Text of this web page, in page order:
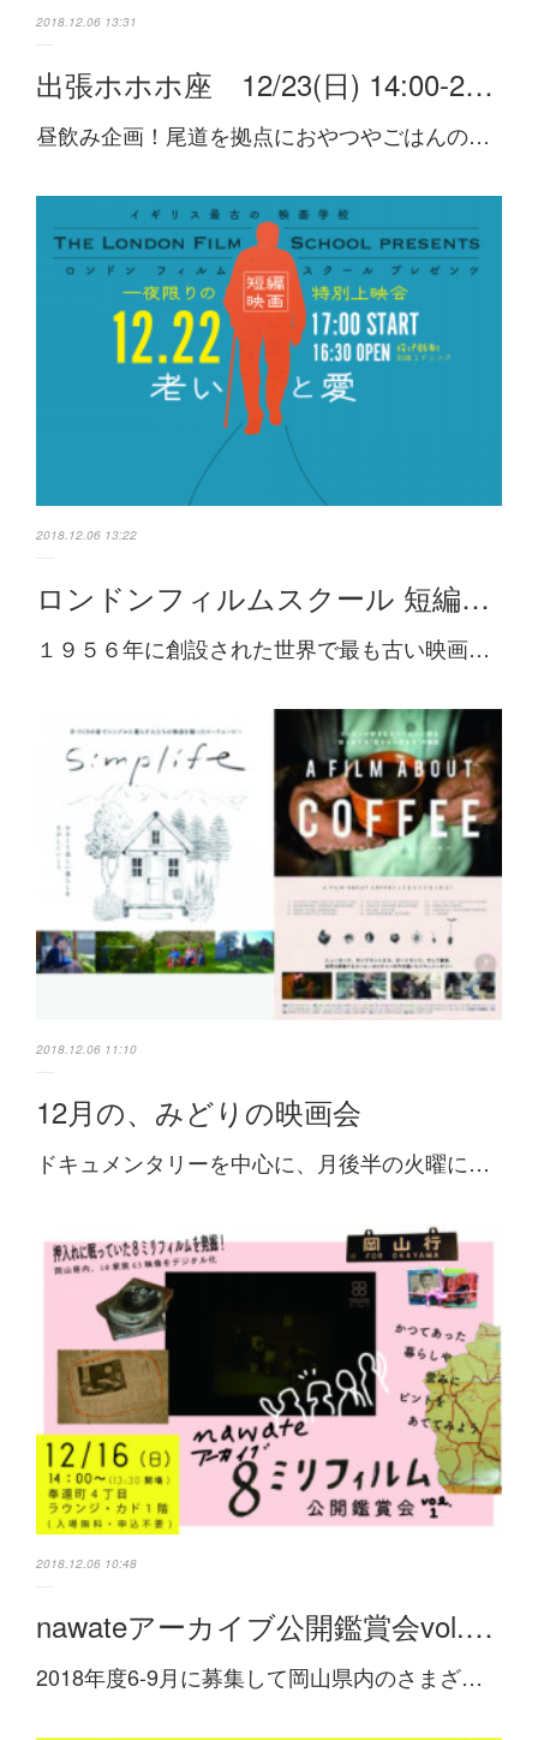
2018.12.06 13:31
出張ホホホ座 12/23(日) 14:00-2…
昼飲み企画！尾道を拠点におやつやごはんの…
2018.12.06 13:22
ロンドンフィルムスクール 短編…
１９５６年に創設された世界で最も古い映画…
2018.12.06 11:10
12月の、みどりの映画会
ドキュメンタリーを中心に、月後半の火曜に…
2018.12.06 10:48
nawateアーカイブ公開鑑賞会vol.…
2018年度6-9月に募集して岡山県内のさまざ…